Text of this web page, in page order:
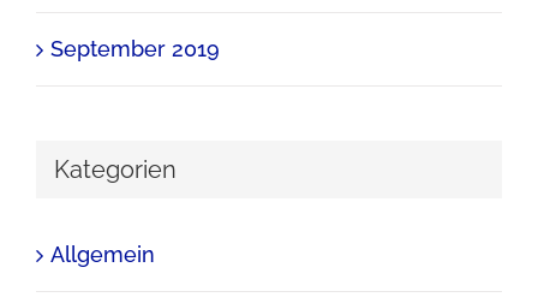
September 2019
Kategorien
Allgemein